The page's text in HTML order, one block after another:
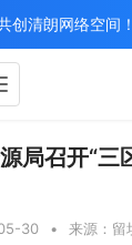
创清朗网络空间！
局召开“三
30 • 来源：留